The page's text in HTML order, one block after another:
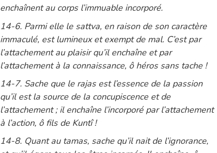
enchaînent au corps l’immuable incorporé.
14-6. Parmi elle le sattva, en raison de son caractère
immaculé, est lumineux et exempt de mal. C’est par
l’attachement au plaisir qu’il enchaîne et par
l’attachement à la connaissance, ô héros sans tache !
14-7. Sache que le rajas est l’essence de la passion
qu’il est la source de la concupiscence et de
l’attachement ; il enchaîne l’incorporé par l’attachement
à l’action, ô fils de Kuntî !
14-8. Quant au tamas, sache qu’il nait de l’ignorance,